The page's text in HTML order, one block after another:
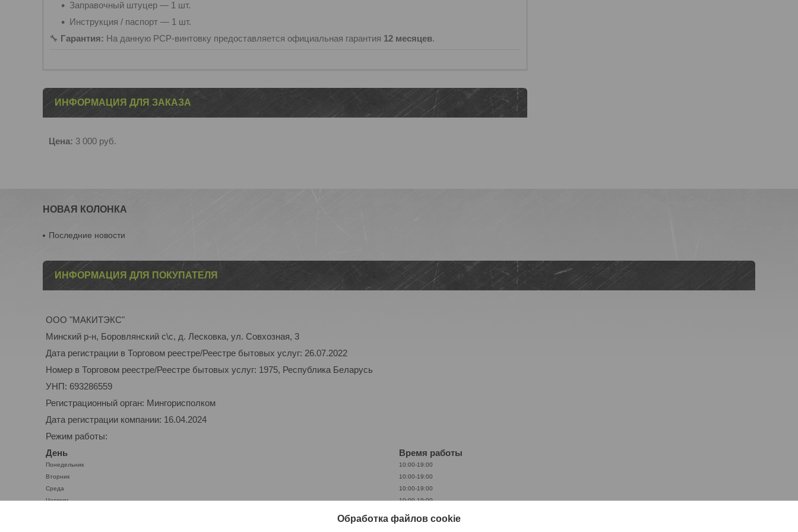
Заправочный штуцер — 1 шт.
Инструкция / паспорт — 1 шт.
🔧 Гарантия: На данную PCP-винтовку предоставляется официальная гарантия 12 месяцев.
ИНФОРМАЦИЯ ДЛЯ ЗАКАЗА
Цена: 3 000 руб.
НОВАЯ КОЛОНКА
Последние новости
ИНФОРМАЦИЯ ДЛЯ ПОКУПАТЕЛЯ
ООО "МАКИТЭКС"
Минский р-н, Боровлянский с\с, д. Лесковка, ул. Совхозная, 3
Дата регистрации в Торговом реестре/Реестре бытовых услуг: 26.07.2022
Номер в Торговом реестре/Реестре бытовых услуг: 1975, Республика Беларусь
УНП: 693286559
Регистрационный орган: Мингорисполком
Дата регистрации компании: 16.04.2024
Режим работы:
День
Время работы
Понедельник
10:00-19:00
Вторник
10:00-19:00
Среда
10:00-19:00
Четверг
10:00-19:00
10:00-19:00
Обработка файлов cookie